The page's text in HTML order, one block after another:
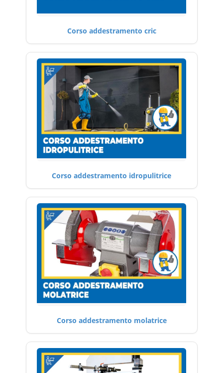
Corso addestramento cric
Corso addestramento idropulitrice
Corso addestramento molatrice